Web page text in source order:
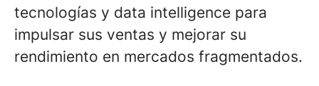
tecnologías y data intelligence para
impulsar sus ventas y mejorar su
rendimiento en mercados fragmentados.